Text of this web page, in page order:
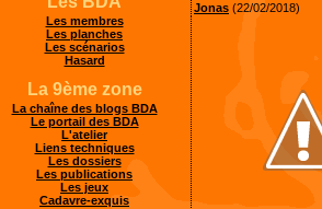
Jonas (22/02/2018)
Les membres
Les planches
Les scénarios
Hasard
La 9ème zone
La chaîne des blogs BDA
Le portail des BDA
L'atelier
Liens techniques
Les dossiers
Les publications
Les jeux
Cadavre-exquis